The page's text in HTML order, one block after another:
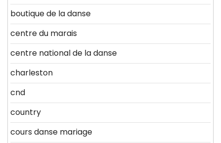
boutique de la danse
centre du marais
centre national de la danse
charleston
cnd
country
cours danse mariage